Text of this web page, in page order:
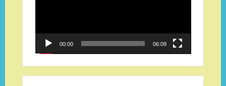
00:00 06:09